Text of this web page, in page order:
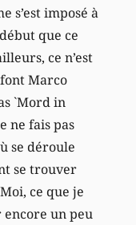
s’est imposé à
que ce
ce n’est
Marco
`Mord in
ne fais pas
se déroule
se trouver
ce que je
encore un peu